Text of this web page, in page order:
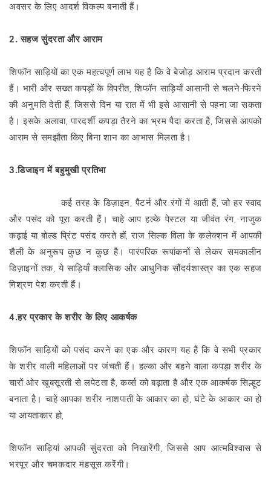
अवसर के लिए आदर्श विकल्प बनाती हैं।
2. सहज सुंदरता और आराम
शिफॉन साड़ियों का एक महत्वपूर्ण लाभ यह है कि वे बेजोड़ आराम प्रदान करती
हैं। भारी और सख्त कपड़ों के विपरीत, शिफॉन साड़ियाँ आसानी से चलने-फिरने
की अनुमति देती हैं, जिससे दिन या रात में भी इसे आसानी से पहना जा सकता
है। इसके अलावा, पारदर्शी कपड़ा तैरने का भ्रम पैदा करता है, जिससे आपको
आराम से समझौता किए बिना शान का आभास मिलता है।
3.डिजाइन में बहुमुखी प्रतिभा
कई तरह के डिज़ाइन, पैटर्न और रंगों में आती हैं, जो हर स्वाद
और पसंद को पूरा करती हैं। चाहे आप हल्के पेस्टल या जीवंत रंग, नाजुक
कढ़ाई या बोल्ड प्रिंट पसंद करते हों, राज सिल्क विला के कलेक्शन में आपकी
शैली के अनुरूप कुछ न कुछ है। पारंपरिक रूपांकनों से लेकर समकालीन
डिज़ाइनों तक, ये साड़ियाँ क्लासिक और आधुनिक सौंदर्यशास्त्र का एक सहज
मिश्रण पेश करती हैं।
4.हर प्रकार के शरीर के लिए आकर्षक
शिफॉन साड़ियों को पसंद करने का एक और कारण यह है कि वे सभी प्रकार
के शरीर वाली महिलाओं पर जंचती हैं। हल्का और बहने वाला कपड़ा शरीर के
चारों ओर खूबसूरती से लपेटता है, कर्व्स को बढ़ाता है और एक आकर्षक सिल्हूट
बनाता है। चाहे आपका शरीर नाशपाती के आकार का हो, घंटे के आकार का हो
या आयताकार हो,
शिफॉन साड़ियां आपकी सुंदरता को निखारेंगी, जिससे आप आत्मविश्वास से
भरपूर और चमकदार महसूस करेंगी।